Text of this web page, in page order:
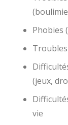
Phobies
(jeux,
vie